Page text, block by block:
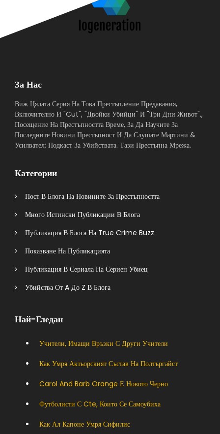
За Нас
Виж Цялата Серия На Това Престъпление Предавания,
Включително И "Cut", "Двойки Убийци" И "Три Дни Живот".,
Посещение На Престъпността Време, За Да Научите За
Последните Новини Престъпност И Да Слушате Мартини &
Усилвател; Подкаст За Убийствата. Тази Престъпна Мрежа.
Категории
Пост В Блога На Новините За Престъпността
Много Истински Публикации В Блога
Публикация В Блога На True Crime Buzz
Показване На Публикацията
Публикация В Сериала На Сериен Убиец
Убийства От A До Z В Блога
Най-Гледан
Учители, Имащи Връзки С Други Учители
Как Умря Актьорският Състав На Полтъргайст
Carol And Barb Orange Е Новото Черно
Футболисти С Cte, Които Се Самоубиха
Как Ал Капоне Умря Сифилис